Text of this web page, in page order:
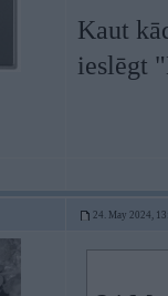
Kaut
ieslēgt
24. May 2024,